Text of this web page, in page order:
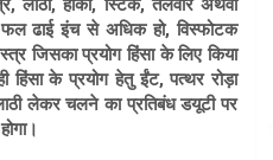
लाठी, हाकी, स्टिक, तलवार अथवा
ढाई इंच से अधिक हो, विस्फोटक
जिसका प्रयोग हिंसा के लिए किया
के प्रयोग हेतु ईंट, पत्थर रोड़ा
लेकर चलने का प्रतिबंध डयूटी पर